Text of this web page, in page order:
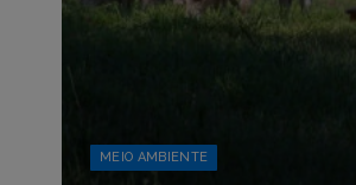
MEIO AMBIENTE